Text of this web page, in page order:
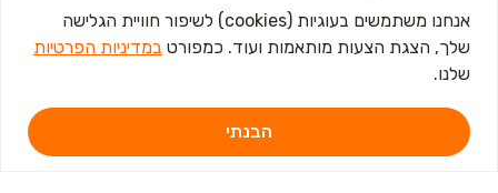
מחשבון שכר
אנחנו משתמשים בעוגיות (cookies) לשיפור חוויית הגלישה
שלך, הצגת הצעות מותאמות ועוד. כמפורט במדיניות הפרטיות
שלנו.
הבנתי